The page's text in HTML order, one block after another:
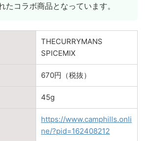
たコラボ商品となっています。
THECURRYMANS
SPICEMIX
670円（税抜）
45g
https://www.camphills.onli
ne/?pid=162408212